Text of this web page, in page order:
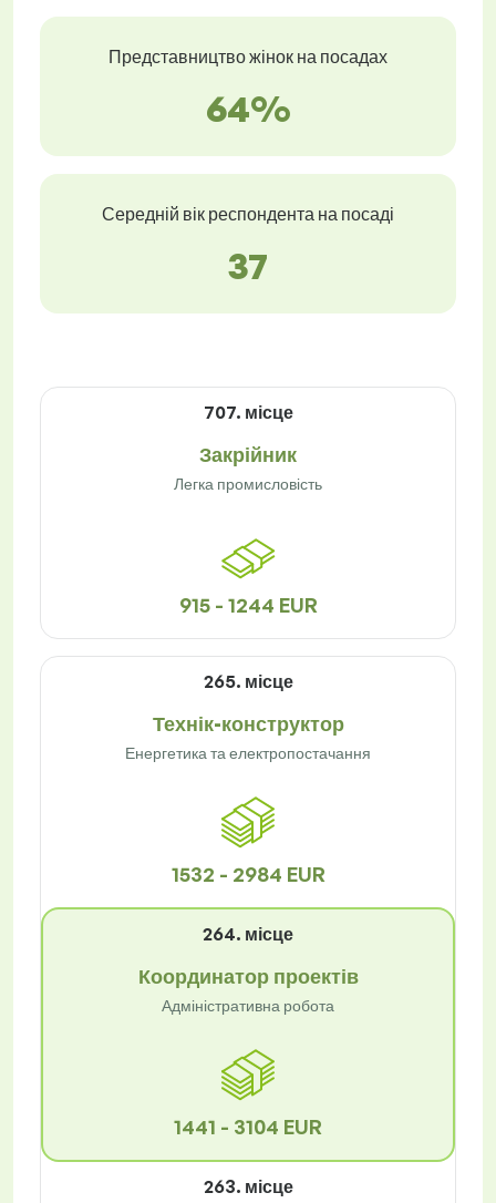
Представництво жінок на посадах
64%
Середній вік респондента на посаді
37
707. місце
Закрійник
Легка промисловість
915 - 1244 EUR
265. місце
Технік-конструктор
Енергетика та електропостачання
1532 - 2984 EUR
264. місце
Координатор проектів
Адміністративна робота
1441 - 3104 EUR
263. місце